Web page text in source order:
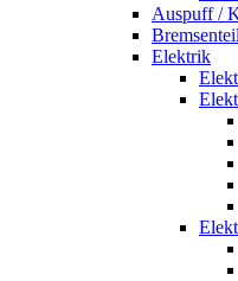
Auspuff /
Elektrik